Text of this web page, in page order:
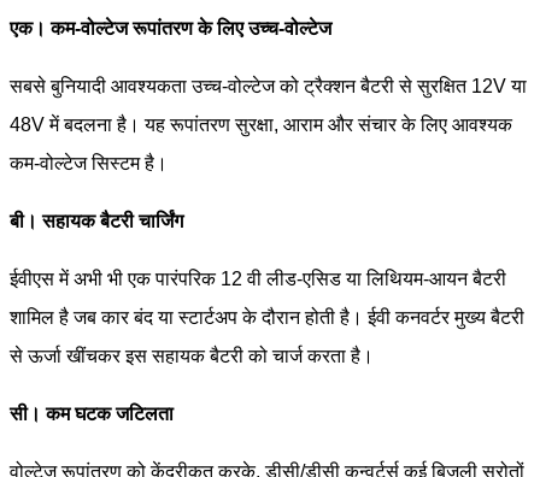
एक। कम-वोल्टेज रूपांतरण के लिए उच्च-वोल्टेज
सबसे बुनियादी आवश्यकता उच्च-वोल्टेज को ट्रैक्शन बैटरी से सुरक्षित 12V या
48V में बदलना है। यह रूपांतरण सुरक्षा, आराम और संचार के लिए आवश्यक
कम-वोल्टेज सिस्टम है।
बी। सहायक बैटरी चार्जिंग
ईवीएस में अभी भी एक पारंपरिक 12 वी लीड-एसिड या लिथियम-आयन बैटरी
शामिल है जब कार बंद या स्टार्टअप के दौरान होती है। ईवी कनवर्टर मुख्य बैटरी
से ऊर्जा खींचकर इस सहायक बैटरी को चार्ज करता है।
सी। कम घटक जटिलता
वोल्टेज रूपांतरण को केंद्रीकृत करके, डीसी/डीसी कन्वर्टर्स कई बिजली स्रोतों